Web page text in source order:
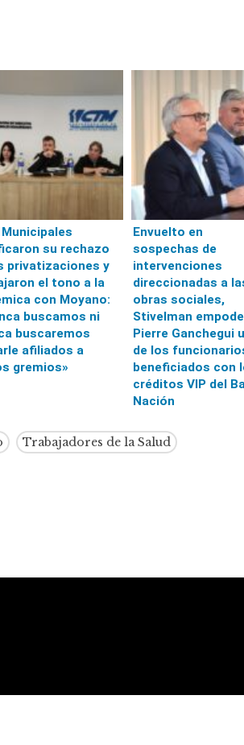
su rechazo
privatizaciones y
el tono a la
con Moyano:
buscamos ni
buscaremos
afiliados a
gremios»
Envuelto en
sospechas de
intervenciones
direccionadas a
obras sociales,
Stivelman
Pierre Ganchegui
de los
beneficiados con
créditos VIP del
Nación
Trabajadores de la Salud